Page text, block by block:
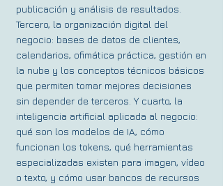
publicación y análisis de resultados.
Tercero, la organización digital del
negocio: bases de datos de clientes,
calendarios, ofimática práctica, gestión en
la nube y los conceptos técnicos básicos
que permiten tomar mejores decisiones
sin depender de terceros. Y cuarto, la
inteligencia artificial aplicada al negocio:
qué son los modelos de IA, cómo
funcionan los tokens, qué herramientas
especializadas existen para imagen, vídeo
o texto, y cómo usar bancos de recursos